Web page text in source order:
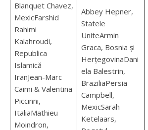
Blanquet Chavez,
MexicFarshid
Rahimi
Kalahroudi,
Republica
Islamică
IranJean-Marc
Caimi & Valentina
Piccinni,
ItaliaMathieu
Moindron,
Abbey Hepner,
Statele
UniteArmin
Graca, Bosnia și
HerțegovinaDani
ela Balestrin,
BraziliaPersia
Campbell,
MexicSarah
Ketelaars,